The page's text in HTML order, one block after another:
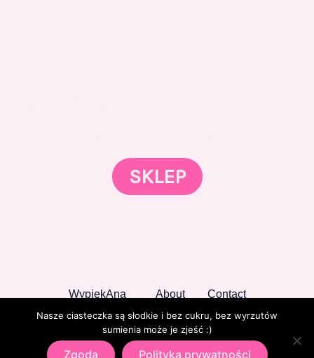
SKLEP
WypiekAna About Contact
Nasze ciasteczka są słodkie i bez cukru, bez wyrzutów
sumienia może je zjeść :)
Zgoda Polityka prywatności